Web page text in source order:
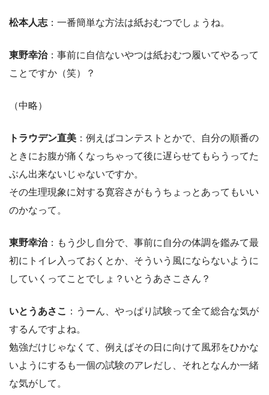
松本人志 ：一番簡単な方法は紙おむつでしょうね。
東野幸治：事前に自信ないやつは紙おむつ履いてやるって
ことですか（笑）？
（中略）
トラウデン直美 ：例えばコンテストとかで、自分の順番の
ときにお腹が痛くなっちゃって後に遅らせてもらうってた
ぶん出来ないじゃないですか。
その生理現象に対する寛容さがもうちょっとあってもいい
のかなって。
東野幸治：もう少し自分で、事前に自分の体調を鑑みて最
初にトイレ入っておくとか、そういう風にならないように
していくってことでしょ？いとうあさこさん？
いとうあさこ
：うーん、やっぱり試験って全て総合な気が
するんですよね。
勉強だけじゃなくて、例えばその日に向けて風邪をひかな
いようにするも一個の試験のアレだし、それとなんか一緒
な気がして。